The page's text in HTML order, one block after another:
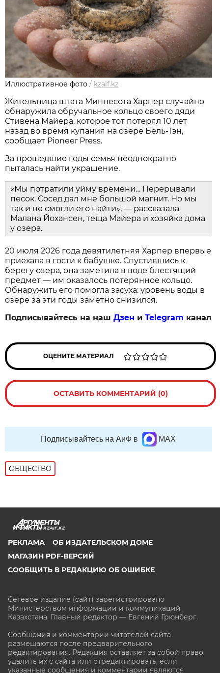
Иллюстративное фото / kzaif.kz
Жительница штата Миннесота Харпер случайно
обнаружила обручальное кольцо своего дяди
Стивена Майера, которое тот потерял 10 лет
назад во время купания на озере Бель-Тэн,
сообщает Pioneer Press.
За прошедшие годы семья неоднократно
пыталась найти украшение.
«Мы потратили уйму времени… Перерывали
песок. Сосед дал мне большой магнит. Но мы
так и не смогли его найти», — рассказала
Малана Йохансен, теща Майера и хозяйка дома
у озера.
20 июля 2026 года девятилетняя Харпер впервые
приехала в гости к бабушке. Спустившись к
берегу озера, она заметила в воде блестящий
предмет — им оказалось потерянное кольцо.
Обнаружить его помогла засуха: уровень воды в
озере за эти годы заметно снизился.
Подписывайтесь на нашДзен иTelegram канал
ОЦЕНИТЕ МАТЕРИАЛ
ОСТАВИТЬ КОММЕНТАРИЙ (0)
Подписывайтесь на АиФ в MAX
ОБЩЕСТВО
KZAIF.KZ
РЕКЛАМА
ОБ ИЗДАТЕЛЬСКОМ ДОМЕ
МАГАЗИН PDF-ВЕРСИЙ
СООБЩИТЬ В РЕДАКЦИЮ ОБ ОШИБКЕ
Сетевое издание (сайт) зарегистрировано
Министерством информации и коммуникаций
Казахстана. Главный редактор — Евгений Грюнберг.
Сообщения и комментарии читателей сайта
размещаются после предварительного
редактирования. Редакция оставляет за собой право
удалить их с сайта или отредактировать, если
указанные сообщения и комментарии являются